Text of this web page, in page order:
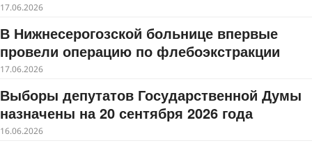
17.06.2026
В Нижнесерогозской больнице впервые
провели операцию по флебоэкстракции
17.06.2026
Выборы депутатов Государственной Думы
назначены на 20 сентября 2026 года
16.06.2026